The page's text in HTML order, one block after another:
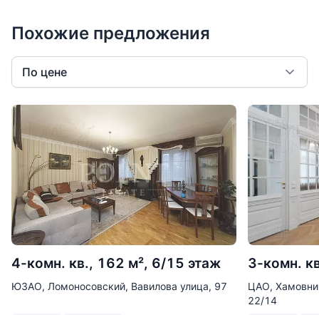
Похожие предложения
По цене
4-комн. кв., 162 м², 6/15 этаж
ЮЗАО, Ломоносовский, Вавилова улица, 97
3-комн.
ЦАО,
22/14